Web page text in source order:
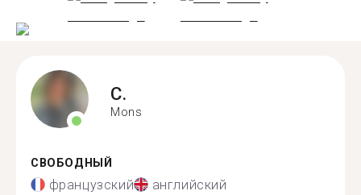
C.
Mons
СВОБОДНЫЙ
французский английский